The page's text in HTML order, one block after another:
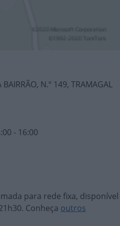
N.º 149, TRAMAGAL
- 16:00
para rede fixa, disponível
Conheça outros